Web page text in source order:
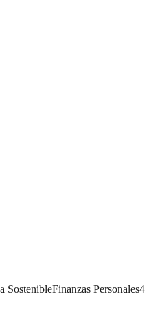
SostenibleFinanzas Personales4